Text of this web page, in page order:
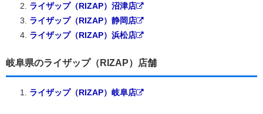
ライザップ（RIZAP）沼津店
ライザップ（RIZAP）静岡店
ライザップ（RIZAP）浜松店
岐阜県のライザップ（RIZAP）店舗
ライザップ（RIZAP）岐阜店